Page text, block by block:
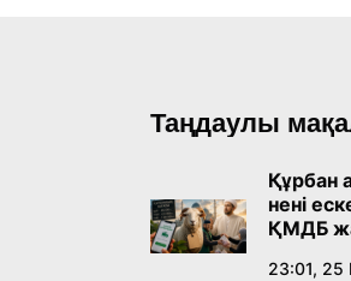
Таңдаулы
Құрбан
нені
ҚМДБ
23:01,